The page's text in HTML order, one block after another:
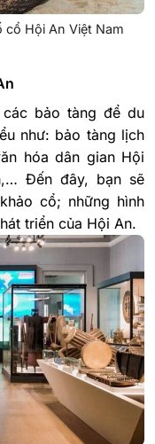
cổ Hội An Việt Nam
bảo tàng để du
như: bảo tàng lịch
hóa dân gian Hội
Đến đây, bạn sẽ
cổ; những hình
triển của Hội An.